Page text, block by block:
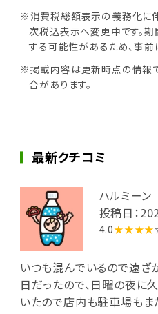
※消費税総額表示の義務化に
次税込表示へ変更中です。
する可能性があるため、事前
※掲載内容は更新時点の情報
合があります。
最新クチコミ
ハルミーン
投稿日：
4.0★★★★
いつも混んでいるので遠ざ
日だったので、日曜の夜に
いたので店内も駐車場もま